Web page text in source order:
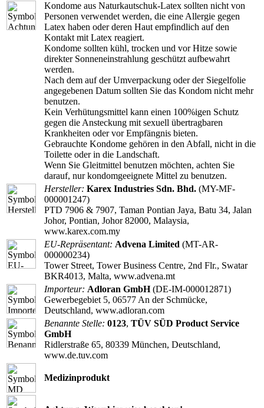
Kondome aus Naturkautschuk-Latex sollten nicht von
Personen verwendet werden, die eine Allergie gegen
Latex haben oder deren Haut empfindlich auf den
Kontakt mit Latex reagiert.
Kondome sollten kühl, trocken und vor Hitze sowie
direkter Sonneneinstrahlung geschützt aufbewahrt
werden.
Nach dem auf der Umverpackung oder der Siegelfolie
angegebenen Datum sollten Sie das Kondom nicht mehr
benutzen.
Kein Verhütungsmittel kann einen 100%igen Schutz
gegen die Ansteckung mit sexuell übertragbaren
Krankheiten oder vor Empfängnis bieten.
Gebrauchte Kondome gehören in den Abfall, nicht in die
Toilette oder in die Landschaft.
Wenn Sie Gleitmittel benutzen möchten, achten Sie
darauf, nur kondomgeeignete Mittel zu benutzen.
Hersteller: Karex Industries Sdn. Bhd. (MY-MF-
000001247)
PTD 7906 & 7907, Taman Pontian Jaya, Batu 34, Jalan
Johor, Pontian, Johor 82000, Malaysia,
www.karex.com.my
EU-Repräsentant: Advena Limited (MT-AR-
000000234)
Tower Street, Tower Business Centre, 2nd Flr., Swatar
BKR4013, Malta, www.advena.mt
Importeur: Adloran GmbH(DE-IM-000012871)
Gewerbegebiet 5, 06577 An der Schmücke,
Deutschland, www.adloran.com
Benannte Stelle: 0123, TÜV SÜD Product Service
GmbH
Ridlerstraße 65, 80339 München, Deutschland,
www.de.tuv.com
Medizinprodukt